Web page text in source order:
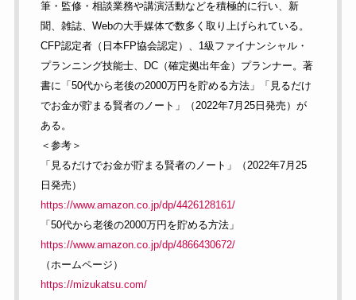
筆・監修・相談業務や講演活動などを積極的に行い、新
聞、雑誌、Webの大手媒体で数多く取り上げられている。
CFP認定者（日本FP協会認定）、1級ファイナンシャル・
プランニング技能士、DC（確定拠出年金）プランナー。著
書に「50代から老後の2000万円を貯める方法」「見るだけ
でお金が貯まる賢者のノート」（2022年7月25日発売）が
ある。
＜参考＞
「見るだけでお金が貯まる賢者のノート」（2022年7月25
日発売）
https://www.amazon.co.jp/dp/4426128161/
「50代から老後の2000万円を貯める方法」
https://www.amazon.co.jp/dp/4866430672/
（ホームページ）
https://mizukatsu.com/